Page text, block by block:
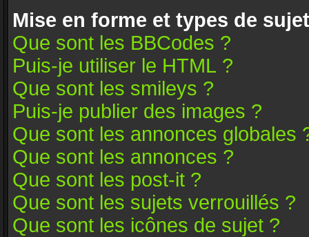
Mise en forme et types de sujet
Que sont les BBCodes ?
Puis-je utiliser le HTML ?
Que sont les smileys ?
Puis-je publier des images ?
Que sont les annonces globales
Que sont les annonces ?
Que sont les post-it ?
Que sont les sujets verrouillés ?
Que sont les icônes de sujet ?